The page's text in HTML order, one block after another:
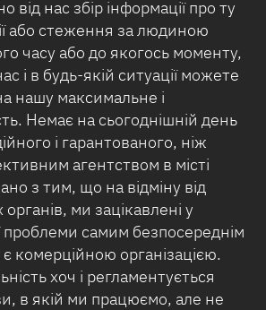
від нас збір інформації про ту
або стеження за людиною
часу або до якогось моменту,
і в будь-якій ситуації можете
нашу максимальне і
Немає на сьогоднішній день
і гарантованого, ніж
агентством в місті
з тим, що на відміну від
ми зацікавлені у
проблеми самим безпосереднім
комерційною організацією.
хоч і регламентується
в якій ми працюємо, але не